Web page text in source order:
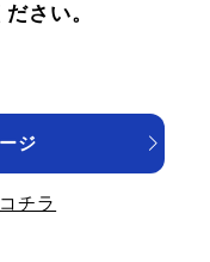
さい。
ジ
チラ